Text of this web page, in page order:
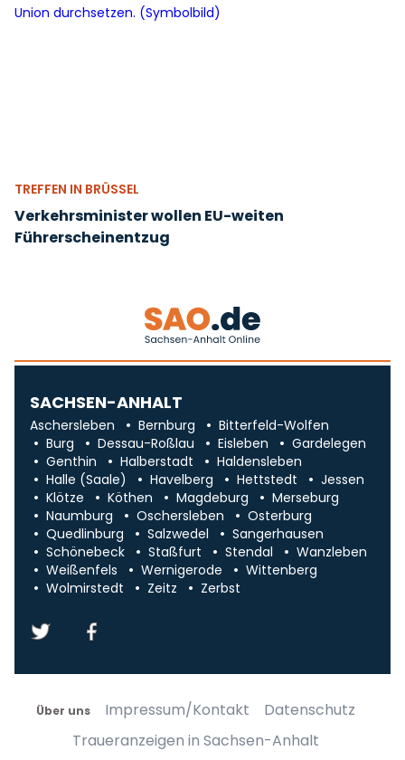
TREFFEN IN BRÜSSEL
Verkehrsminister wollen EU-weiten
Führerscheinentzug
SACHSEN-ANHALT
Aschersleben Bernburg
Bitterfeld-Wolfen
Burg
Dessau-Roßlau Eisleben
Gardelegen
Genthin
Halberstadt
Haldensleben
Halle (Saale)
Havelberg Hettstedt
Jessen
Klötze
Köthen Magdeburg
Merseburg
Naumburg
Oschersleben
Osterburg
Quedlinburg
Salzwedel
Sangerhausen
Schönebeck
Staßfurt Stendal
Wanzleben
Weißenfels
Wernigerode
Wittenberg
Wolmirstedt
Zeitz Zerbst
Über uns Impressum/Kontakt
Datenschutz
Traueranzeigen in Sachsen-Anhalt